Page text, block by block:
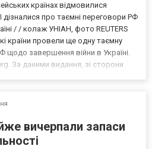
країнах відмовилися
дізналися про таємні переговори РФ
/ / колаж УНІАН, фото REUTERS
країни провели ще одну таємну
щодо завершення війни в Україні.
За даними видання, зі сторони
вичерпали запаси